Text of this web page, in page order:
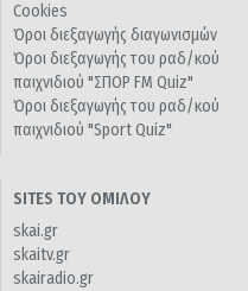
Cookies
Όροι διεξαγωγής διαγωνισμών
Όροι διεξαγωγής του ραδ/κού
παιχνιδιού "ΣΠΟΡ FM Quiz"
Όροι διεξαγωγής του ραδ/κού
παιχνιδιού "Sport Quiz"
SITES ΤΟΥ ΟΜΙΛΟΥ
skai.gr
skaitv.gr
skairadio.gr